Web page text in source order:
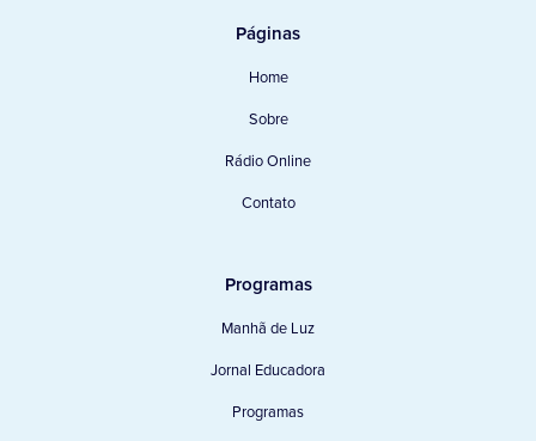
Páginas
Home
Sobre
Rádio Online
Contato
Programas
Manhã de Luz
Jornal Educadora
Programas